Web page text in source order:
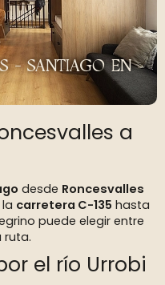
- SANTIAGO EN
a
desde Roncesvalles
carretera C-135 hasta
puede elegir entre
ruta.
el río Urrobi